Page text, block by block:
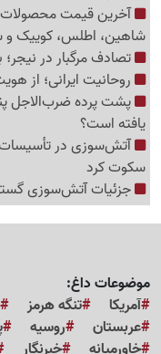
شاهین، اطلس، کوییک و
تصادف مرگبار در
روحانیت ایرانی؛ از
پشت پرده ضرب‌الاجل
یافته است؟
آتش‌سوزی در تأسیسات
سکوت کرد
جزئیات آتش‌سوزی
موضوعات داغ:
آمریکا
تنگه هرمز
عربستان
روسیه